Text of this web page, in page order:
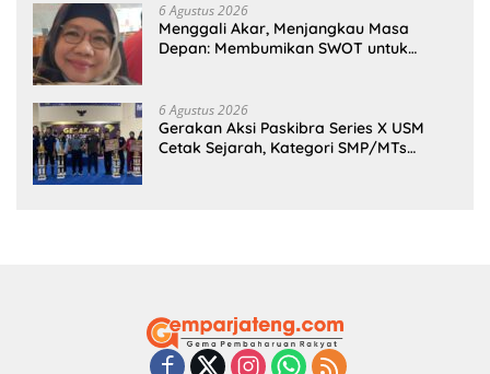
6 Agustus 2026
Menggali Akar, Menjangkau Masa
Depan: Membumikan SWOT untuk
6 Agustus 2026
Gerakan Aksi Paskibra Series X USM
Cetak Sejarah, Kategori SMP/MTs